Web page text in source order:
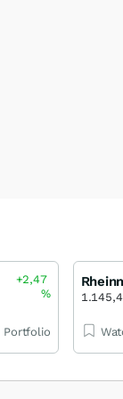
+2,47
%
Portfolio